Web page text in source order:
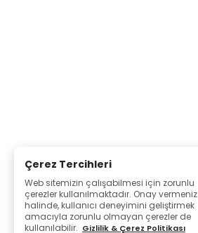
Çerez Tercihleri
Web sitemizin çalışabilmesi için zorunlu
çerezler kullanılmaktadır. Onay vermeniz
halinde, kullanıcı deneyimini geliştirmek
amacıyla zorunlu olmayan çerezler de
kullanılabilir. Gizlilik & Çerez Politikası